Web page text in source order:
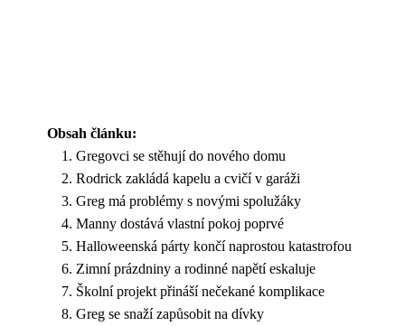
Obsah článku:
Gregovci se stěhují do nového domu
Rodrick zakládá kapelu a cvičí v garáži
Greg má problémy s novými spolužáky
Manny dostává vlastní pokoj poprvé
Halloweenská párty končí naprostou katastrofou
Zimní prázdniny a rodinné napětí eskaluje
Školní projekt přináší nečekané komplikace
Greg se snaží zapůsobit na dívky